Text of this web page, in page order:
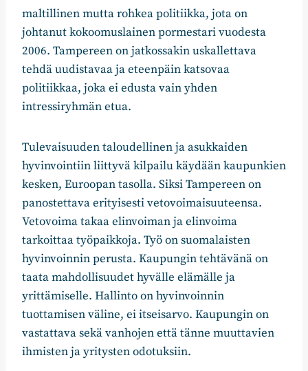
maltillinen mutta rohkea politiikka, jota on
johtanut kokoomuslainen pormestari vuodesta
2006. Tampereen on jatkossakin uskallettava
tehdä uudistavaa ja eteenpäin katsovaa
politiikkaa, joka ei edusta vain yhden
intressiryhmän etua.
Tulevaisuuden taloudellinen ja asukkaiden
hyvinvointiin liittyvä kilpailu käydään kaupunkien
kesken, Euroopan tasolla. Siksi Tampereen on
panostettava erityisesti vetovoimaisuuteensa.
Vetovoima takaa elinvoiman ja elinvoima
tarkoittaa työpaikkoja. Työ on suomalaisten
hyvinvoinnin perusta. Kaupungin tehtävänä on
taata mahdollisuudet hyvälle elämälle ja
yrittämiselle. Hallinto on hyvinvoinnin
tuottamisen väline, ei itseisarvo. Kaupungin on
vastattava sekä vanhojen että tänne muuttavien
ihmisten ja yritysten odotuksiin.